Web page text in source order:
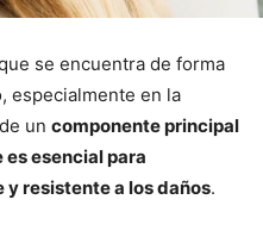
se encuentra de forma
especialmente en la
un componente principal
esencial para
resistente a los daños.